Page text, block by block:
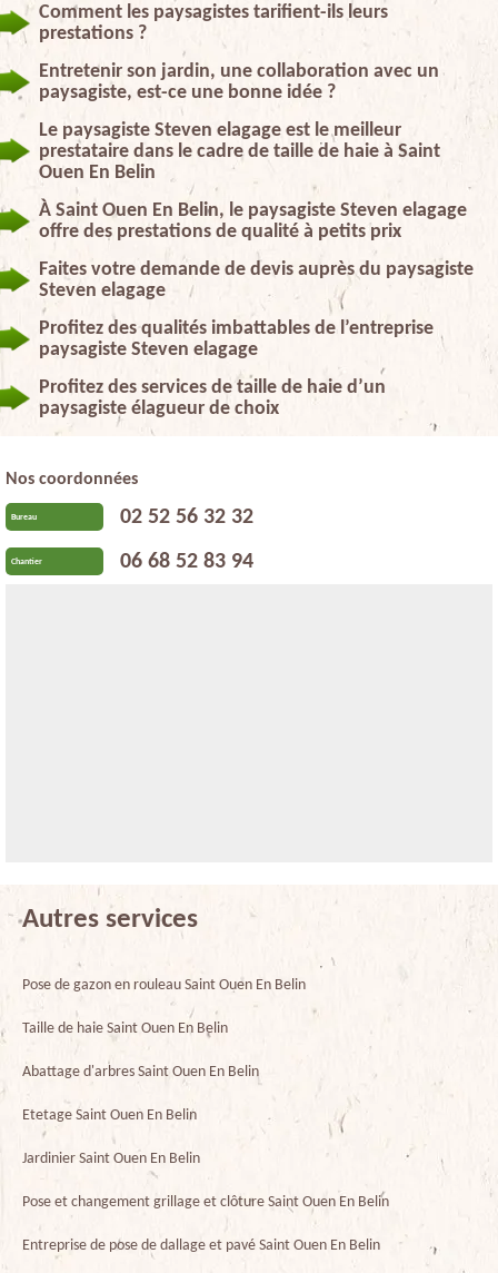
Comment les paysagistes tarifient-ils leurs
prestations ?
Entretenir son jardin, une collaboration avec un
paysagiste, est-ce une bonne idée ?
Le paysagiste Steven elagage est le meilleur
prestataire dans le cadre de taille de haie à Saint
Ouen En Belin
À Saint Ouen En Belin, le paysagiste Steven elagage
offre des prestations de qualité à petits prix
Faites votre demande de devis auprès du paysagiste
Steven elagage
Profitez des qualités imbattables de l’entreprise
paysagiste Steven elagage
Profitez des services de taille de haie d’un
paysagiste élagueur de choix
Nos coordonnées
Bureau 02 52 56 32 32
Chantier 06 68 52 83 94
Autres services
Pose de gazon en rouleau Saint Ouen En Belin
Taille de haie Saint Ouen En Belin
Abattage d'arbres Saint Ouen En Belin
Etetage Saint Ouen En Belin
Jardinier Saint Ouen En Belin
Pose et changement grillage et clôture Saint Ouen En Belin
Entreprise de pose de dallage et pavé Saint Ouen En Belin